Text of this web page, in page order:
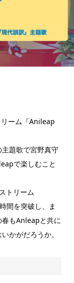
ーム『Anileap
題歌で宮野真守
で楽しむこと
トリーム
間を突破し、ま
もAnleapと共に
かがだろうか。